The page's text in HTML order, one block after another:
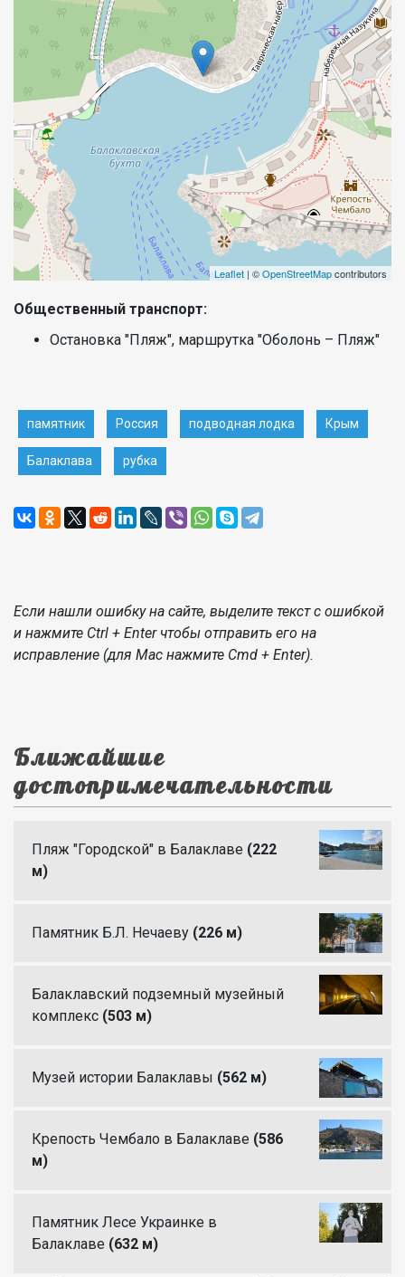
Leaflet | ©OpenStreetMapcontributors
Общественный транспорт:
Остановка "Пляж", маршрутка "Оболонь – Пляж"
памятник Россия подводная лодка Крым
Балаклава рубка
Если нашли ошибку на сайте, выделите текст с ошибкой
и нажмите Ctrl + Enter чтобы отправить его на
исправление (для Mac нажмите Cmd + Enter).
Ближайшие
достопримечательности
Пляж "Городской" в Балаклаве (222
м)
Памятник Б.Л. Нечаеву (226 м)
Балаклавский подземный музейный
комплекс (503 м)
Музей истории Балаклавы (562 м)
Крепость Чембало в Балаклаве (586
м)
Памятник Лесе Украинке в
Балаклаве (632 м)